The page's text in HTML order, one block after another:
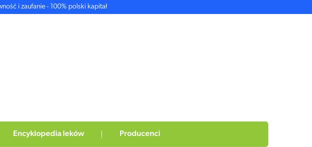
i zaufanie - 100% polski kapitał
Encyklopedia leków Producenci